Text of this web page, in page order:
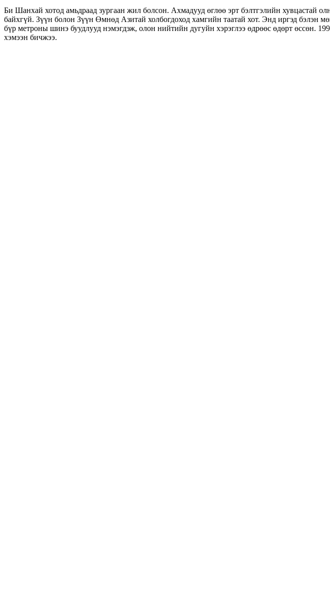
Би Шанхай хотод амьдраад зургаан жил болсон. Ахмадууд өглөө эрт бэлтгэлийн хувцастай
байхгүй. Зүүн болон Зүүн Өмнөд Азитай холбогдоход хамгийн таатай хот. Энд иргэд бэлэн
бүр метроны шинэ буудлууд нэмэгдэж, олон нийтийн дугуйн хэрэглээ өдрөөс өдөрт өссөн.
хэмээн бичжээ.